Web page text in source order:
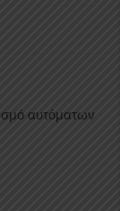
αυτόματων